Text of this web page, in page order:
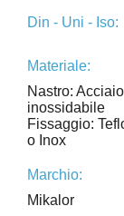
Din - Uni - Iso:
Materiale:
Nastro: Acciaio
inossidabile
Fissaggio:
o Inox
Marchio:
Mikalor